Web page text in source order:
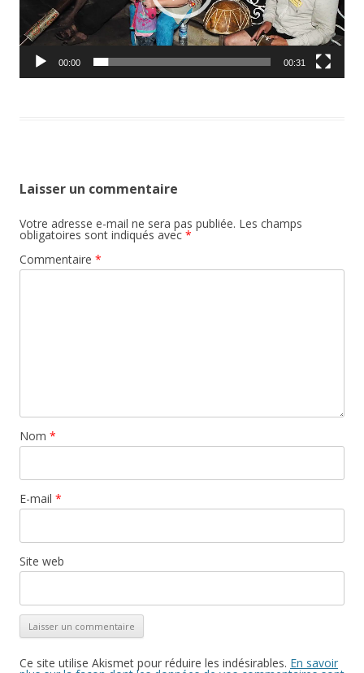
00:00 00:31
Laisser un commentaire
Votre adresse e-mail ne sera pas publiée. Les champs
obligatoires sont indiqués avec *
Commentaire *
Nom *
E-mail *
Site web
Ce site utilise Akismet pour réduire les indésirables. En savoir